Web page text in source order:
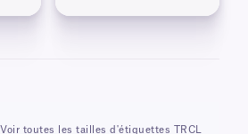
Voir toutes les tailles d'étiquettes TRCL